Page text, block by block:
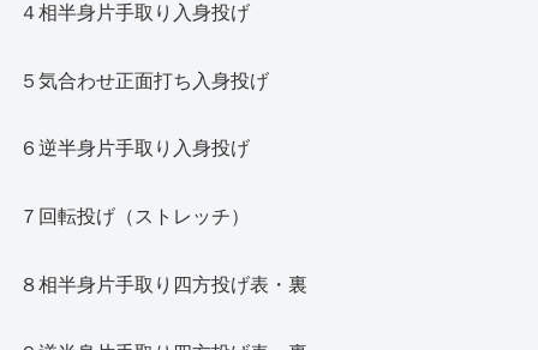
４相半身片手取り入身投げ
５気合わせ正面打ち入身投げ
６逆半身片手取り入身投げ
７回転投げ（ストレッチ）
８相半身片手取り四方投げ表・裏